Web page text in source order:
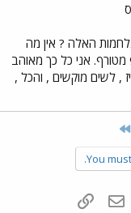
האלה ? אין מה
אני כל כך מאוהב
, לשים מוקשים , והכל ,
You
WhatsAppדואר אלקטרוני